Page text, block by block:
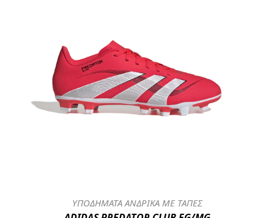
ΥΠΟΔΗΜΑΤΑ ΑΝΔΡΙΚΑ ΜΕ ΤΑΠΕΣ